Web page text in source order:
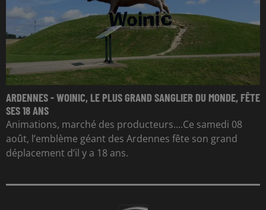
ARDENNES - WOINIC, LE PLUS GRAND SANGLIER DU MONDE, FÊTE
SES 18 ANS
Animations, marché des producteurs....Ce samedi 08
août, l’emblème géant des Ardennes fête son grand
déplacement d’il y a 18 ans.